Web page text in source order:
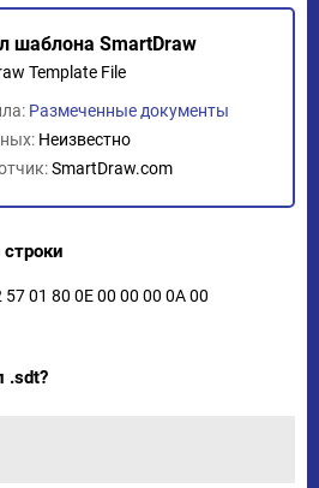
шаблона SmartDraw
Template File
Размеченные документы
Неизвестно
SmartDraw.com
01 80 0E 00 00 00 0A 00
.sdt?